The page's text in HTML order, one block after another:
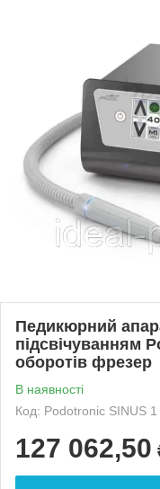
Педикюрний
підсвічуванням
оборотів фрезер
В наявності
Код: Podotronic SINUS 1
127 062,50